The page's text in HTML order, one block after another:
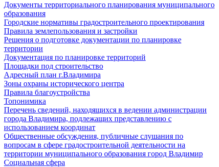
Документы территориального планирования муниципального
образования
Городские нормативы градостроительного проектирования
Правила землепользования и застройки
Решения о подготовке документации по планировке
территории
Документация по планировке территорий
Площадки под строительство
Адресный план г.Владимира
Зоны охраны исторического центра
Правила благоустройства
Топонимика
Перечень сведений, находящихся в ведении администрации
города Владимира, подлежащих представлению с
использованием координат
Общественные обсуждения, публичные слушания по
вопросам в сфере градостроительной деятельности на
территории муниципального образования город Владимир
Социальная сфера